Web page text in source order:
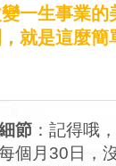
一生事業的
就是這麼簡
節 ：記得哦
個月30日，